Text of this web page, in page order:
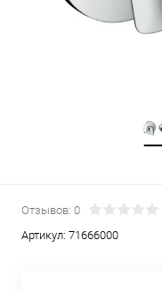
Отзывов: 0
Артикул: 71666000